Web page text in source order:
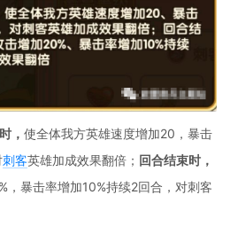
， 使全体我方英雄速度增加20，暴击
刺客英雄加成效果翻倍； 回合结束时，
，暴击率增加10%持续2回合，对刺客